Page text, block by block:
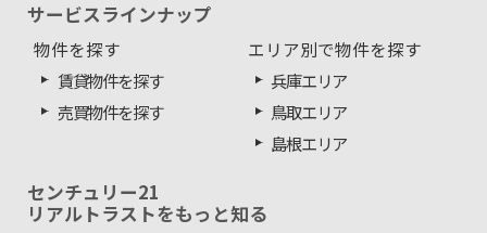
サービスラインナップ
物件を探す
賃貸物件を探す
売買物件を探す
エリア別で物件を探す
兵庫エリア
鳥取エリア
島根エリア
センチュリー21
リアルトラストをもっと知る